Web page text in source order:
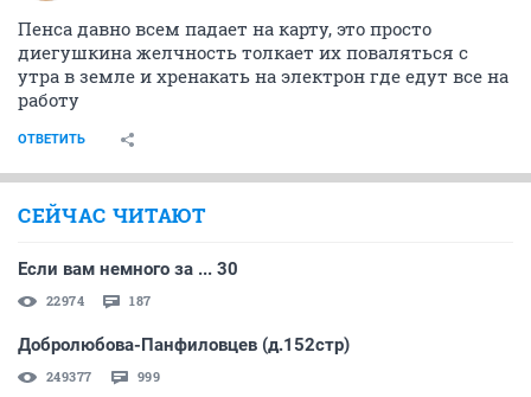
Пенса давно всем падает на карту, это просто
диегушкина желчность толкает их поваляться с
утра в земле и хренакать на электрон где едут все на
работу
ОТВЕТИТЬ
СЕЙЧАС ЧИТАЮТ
Если вам немного за ... 30
22974 187
Добролюбова-Панфиловцев (д.152стр)
249377 999